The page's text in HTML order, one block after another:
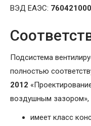
ВЭД ЕАЭС:
Подсистема
полностью
2012
воздушным зазором»,
имеет класс